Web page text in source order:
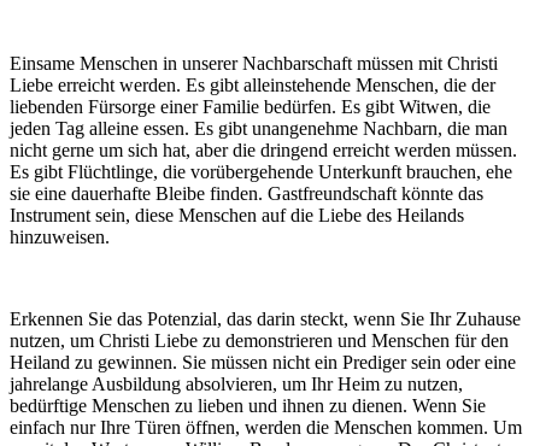
Einsame Menschen in unserer Nachbarschaft müssen mit Christi
Liebe erreicht werden. Es gibt alleinstehende Menschen, die der
liebenden Fürsorge einer Familie bedürfen. Es gibt Witwen, die
jeden Tag alleine essen. Es gibt unangenehme Nachbarn, die man
nicht gerne um sich hat, aber die dringend erreicht werden müssen.
Es gibt Flüchtlinge, die vorübergehende Unterkunft brauchen, ehe
sie eine dauerhafte Bleibe finden. Gastfreundschaft könnte das
Instrument sein, diese Menschen auf die Liebe des Heilands
hinzuweisen.
Erkennen Sie das Potenzial, das darin steckt, wenn Sie Ihr Zuhause
nutzen, um Christi Liebe zu demonstrieren und Menschen für den
Heiland zu gewinnen. Sie müssen nicht ein Prediger sein oder eine
jahrelange Ausbildung absolvieren, um Ihr Heim zu nutzen,
bedürftige Menschen zu lieben und ihnen zu dienen. Wenn Sie
einfach nur Ihre Türen öffnen, werden die Menschen kommen. Um